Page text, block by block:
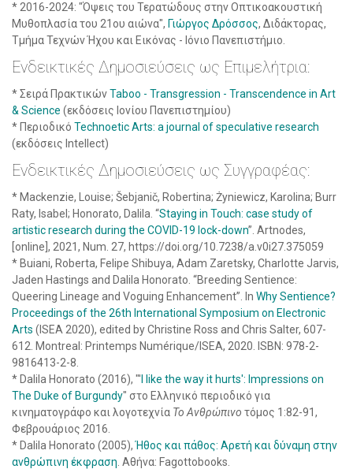
* 2016-2024: "Όψεις του Τερατώδους στην Οπτικοακουστική
Μυθοπλασία του 21ου αιώνα", Γιώργος Δρόσσος, Διδάκτορας,
Τμήμα Τεχνών Ήχου και Εικόνας - Ιόνιο Πανεπιστήμιο.
Ενδεικτικές Δημοσιεύσεις ως Επιμελήτρια:
* Σειρά ΠρακτικώνTaboo - Transgression - Transcendence in Art
& Science (εκδόσεις Ιονίου Πανεπιστημίου)
* Περιοδικό Technoetic Arts: a journal of speculative research
(εκδόσεις Intellect)
Ενδεικτικές Δημοσιεύσεις ως Συγγραφέας:
* Mackenzie, Louise; Šebjanič, Robertina; Żyniewicz, Karolina; Burr
Raty, Isabel; Honorato, Dalila. “Staying in Touch: case study of
artistic research during the COVID-19 lock-down”. Artnodes,
[online], 2021, Num. 27, https://doi.org/10.7238/a.v0i27.375059
* Buiani, Roberta, Felipe Shibuya, Adam Zaretsky, Charlotte Jarvis,
Jaden Hastings and Dalila Honorato. “Breeding Sentience:
Queering Lineage and Voguing Enhancement”. In Why Sentience?
Proceedings of the 26th International Symposium on Electronic
Arts (ISEA 2020), edited by Christine Ross and Chris Salter, 607-
612. Montreal: Printemps Numérique/ISEA, 2020. ISBN: 978-2-
9816413-2-8.
* Dalila Honorato (2016), "' I like the way it hurts': Impressions on
The Duke of Burgundy" στο Ελληνικό περιοδικό για
κινηματογράφο και λογοτεχνία Το Ανθρώπινο τόμος 1:82-91,
Φεβρουάριος 2016.
* Dalila Honorato (2005),Ήθος και πάθος: Αρετή και δύναμη στην
ανθρώπινη έκφραση . Αθήνα: Fagottobooks.